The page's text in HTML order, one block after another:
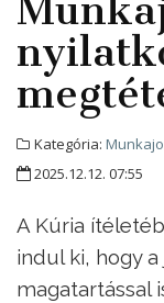
Kategória:
2025.12.12. 07:55
A Kúria
indul ki, hogy
magatartással